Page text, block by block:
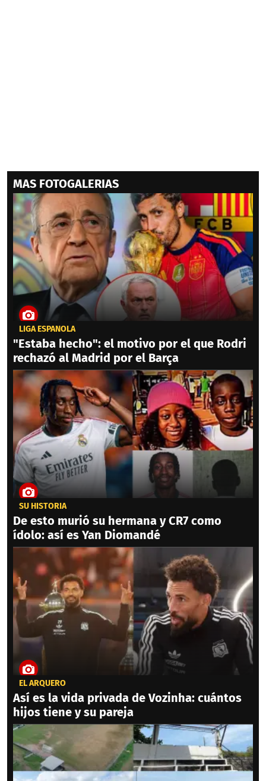
MAS FOTOGALERIAS
LIGA ESPAÑOLA
"Estaba hecho": el motivo por el que Rodri
rechazó al Madrid por el Barça
SU HISTORIA
De esto murió su hermana y CR7 como
ídolo: así es Yan Diomandé
EL ARQUERO
Así es la vida privada de Vozinha: cuántos
hijos tiene y su pareja